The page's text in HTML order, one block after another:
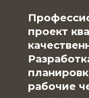
проект
рабочие